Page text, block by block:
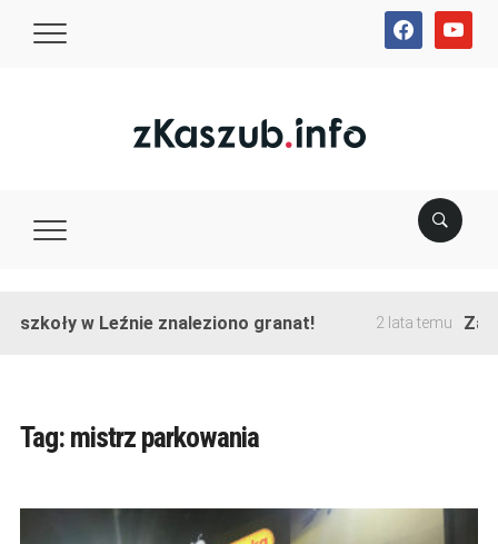
facebookyoutube
szkoły w Leźnie znaleziono granat! 2 lata temu
Tag: mistrz parkowania